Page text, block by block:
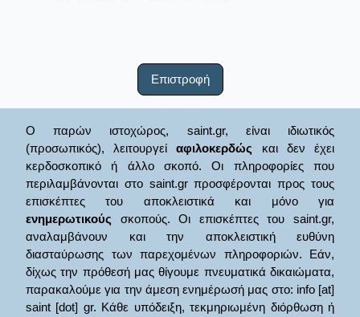
Επιστροφή
Ο παρών ιστοχώρος, saint.gr, είναι ιδιωτικός
(προσωπικός), λειτουργείαφιλοκερδώς και δεν έχει
κερδοσκοπικό ή άλλο σκοπό. Οι πληροφορίες που
περιλαμβάνονται στο saint.gr προσφέρονται προς τους
επισκέπτες του αποκλειστικά και μόνο για
ενημερωτικούς σκοπούς. Οι επισκέπτες του saint.gr,
αναλαμβάνουν και την αποκλειστική ευθύνη
διασταύρωσης των παρεχομένων πληροφοριών. Εάν,
δίχως την πρόθεσή μας θίγουμε πνευματικά δικαιώματα,
παρακαλούμε για την άμεση ενημέρωσή μας στο: info [at]
saint [dot] gr. Κάθε υπόδειξη, τεκμηριωμένη διόρθωση ή